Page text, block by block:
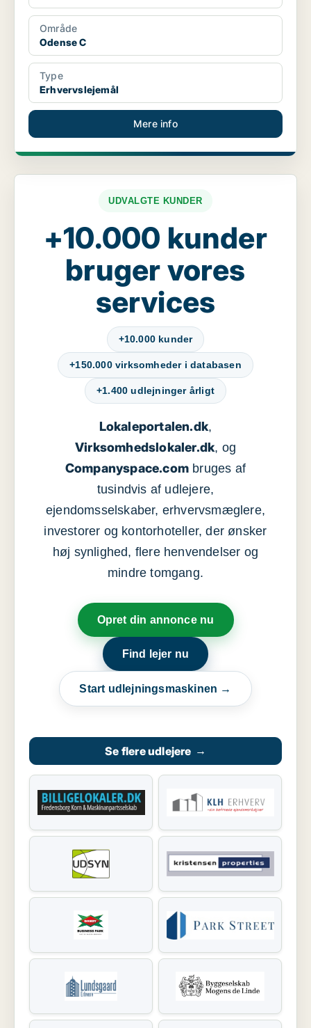
Område
Odense C
Type
Erhvervslejemål
Mere info
UDVALGTE KUNDER
+10.000 kunder
bruger vores
services
+10.000 kunder
+150.000 virksomheder i databasen
+1.400 udlejninger årligt
Lokaleportalen.dk,
Virksomhedslokaler.dk, og
Companyspace.com bruges af
tusindvis af udlejere,
ejendomsselskaber, erhvervsmæglere,
investorer og kontorhoteller, der ønsker
høj synlighed, flere henvendelser og
mindre tomgang.
Opret din annonce nu
Find lejer nu
Start udlejningsmaskinen →
Se flere udlejere →